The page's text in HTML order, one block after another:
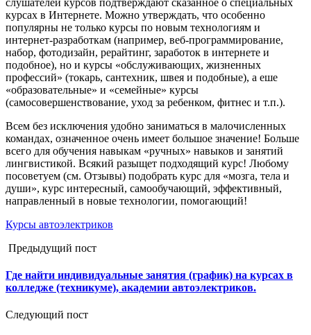
курсах в Интернете. Можно утверждать, что особенно
популярны не только курсы по новым технологиям и
интернет-разработкам (например, веб-программирование,
набор, фотодизайн, рерайтинг, заработок в интернете и
подобное), но и курсы «обслуживающих, жизненных
профессий» (токарь, сантехник, швея и подобные), а еше
«образовательные» и «семейные» курсы
(самосовершенствование, уход за ребенком, фитнес и т.п.).
Всем без исключения удобно заниматься в малочисленных
командах, означенное очень имеет большое значение! Больше
всего для обучения навыкам «ручных» навыков и занятий
лингвистикой. Всякий разыщет подходящий курс! Любому
посоветуем (см. Отзывы) подобрать курс для «мозга, тела и
души», курс интересный, самообучающий, эффективный,
направленный в новые технологии, помогающий!
Курсы автоэлектриков
Предыдущий пост
Где найти индивидуальные занятия (график) на курсах в
колледже (техникуме), академии автоэлектриков.
Следующий пост